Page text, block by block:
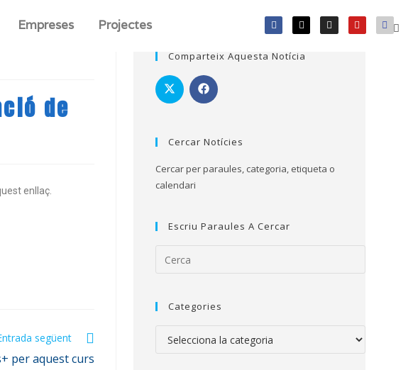
Empreses Projectes
de
enllaç.
següent
per aquest curs
Comparteix Aquesta Notícia
Cercar Notícies
Cercar per paraules, categoria, etiqueta o
calendari
Escriu Paraules A Cercar
Categories